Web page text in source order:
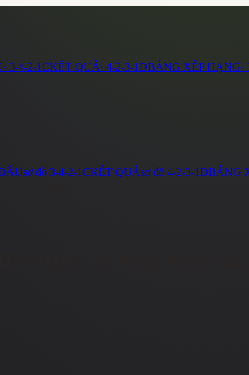
· 3-4-2-1CKẾT QUẢ· 4-2-3-1DBẢNG XẾP HẠNG·
sơ đồ 3-4-2-1CKẾT QUẢsơ đồ 4-2-3-1DBẢNG